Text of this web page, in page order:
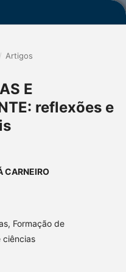
/ Artigos
E
reflexões e
CARNEIRO
Formação de
ciências